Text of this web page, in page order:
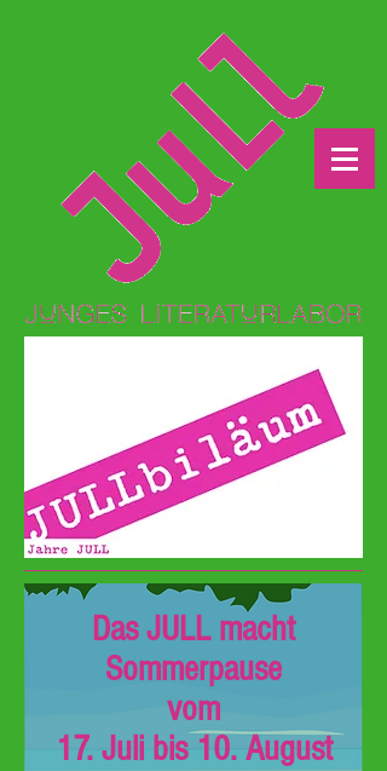
Das JULL macht
Sommerpause
vom
17. Juli bis 10. August